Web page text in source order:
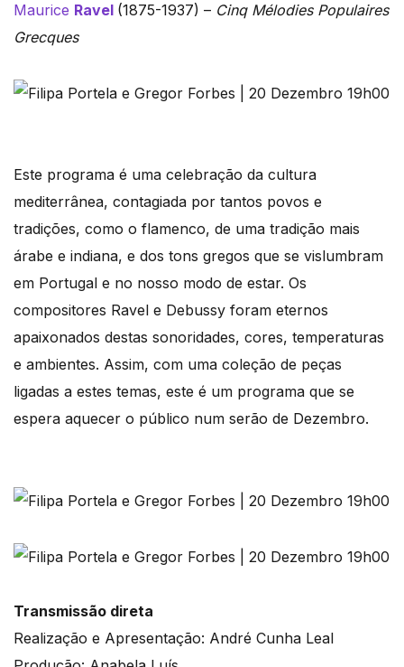
Maurice Ravel (1875-1937) – Cinq Mélodies Populaires
Grecques
Este programa é uma celebração da cultura
mediterrânea, contagiada por tantos povos e
tradições, como o flamenco, de uma tradição mais
árabe e indiana, e dos tons gregos que se vislumbram
em Portugal e no nosso modo de estar. Os
compositores Ravel e Debussy foram eternos
apaixonados destas sonoridades, cores, temperaturas
e ambientes. Assim, com uma coleção de peças
ligadas a estes temas, este é um programa que se
espera aquecer o público num serão de Dezembro.
Transmissão direta
Realização e Apresentação: André Cunha Leal